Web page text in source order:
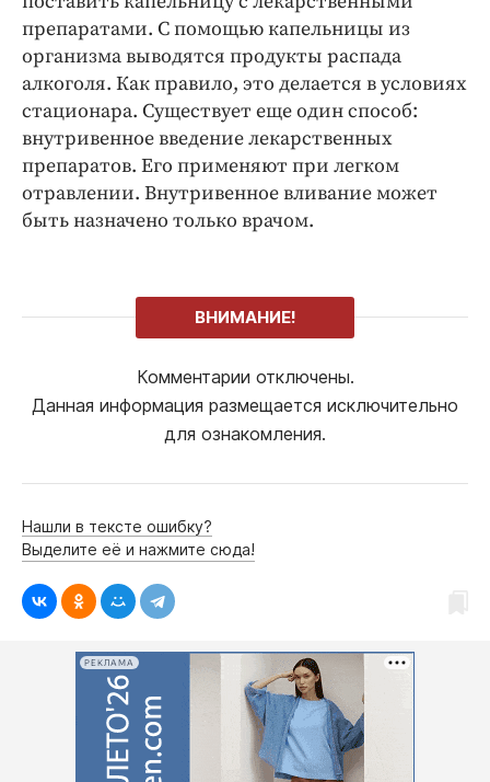
препаратами. С помощью капельницы из
организма выводятся продукты распада
алкоголя. Как правило, это делается в условиях
стационара. Существует еще один способ:
внутривенное введение лекарственных
препаратов. Его применяют при легком
отравлении. Внутривенное вливание может
быть назначено только врачом.
ВНИМАНИЕ!
Комментарии отключены.
Данная информация размещается исключительно
для ознакомления.
Нашли в тексте ошибку?
Выделите её и нажмите сюда!
РЕКЛАМА